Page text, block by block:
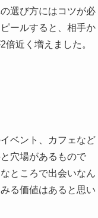
選び方にはコツが必
ールすると、相手か
近く増えました。
ベント、カフェなど
穴場があるもので
ところで出会いなん
る価値はあると思い